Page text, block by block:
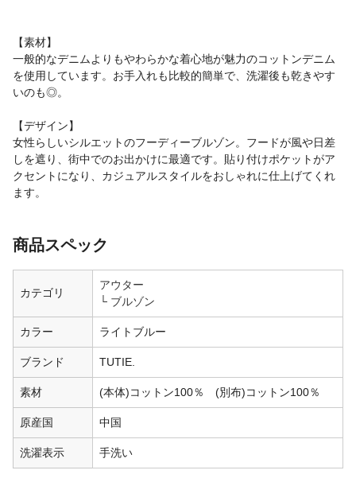
【素材】
一般的なデニムよりもやわらかな着心地が魅力のコットンデニム
を使用しています。お手入れも比較的簡単で、洗濯後も乾きやす
いのも◎。
【デザイン】
女性らしいシルエットのフーディーブルゾン。フードが風や日差
しを遮り、街中でのお出かけに最適です。貼り付けポケットがア
クセントになり、カジュアルスタイルをおしゃれに仕上げてくれ
ます。
商品スペック
カテゴリ
アウター
ブルゾン
カラー ライトブルー
ブランド TUTIE.
素材 (本体)コットン100％ (別布)コットン100％
原産国 中国
洗濯表示 手洗い